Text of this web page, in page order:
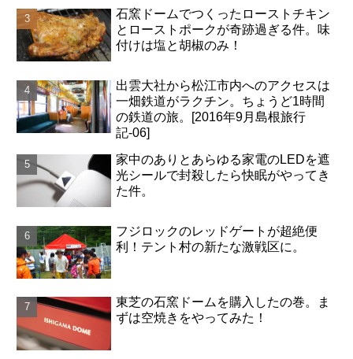
石窯ドームでつくったローストチキン
とローストポークが奇跡過ぎる件。味
付けは塩と胡椒のみ！
出雲大社から松江市内へのアクセスは
一畑鉄道がラクチン。ちょうど1時間
の鉄道の旅。[2016年9月島根旅行
記-06]
家中のありとあらゆる家電のLEDを遮
光シールで封殺したら快眠がやってき
た件。
フジロックのレッドゲートが超絶便
利！テント村の新たな激戦区に。
東芝の石窯ドームを購入したの巻。ま
ずは空焼きをやってみた！